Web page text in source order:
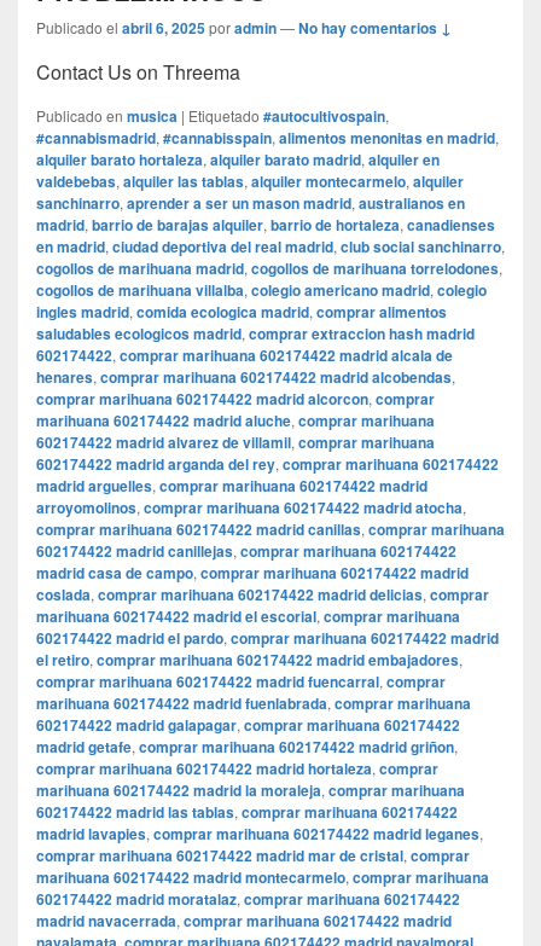
Publicado el abril 6, 2025poradmin—No hay comentarios ↓
Contact Us on Threema
Publicado en musica | Etiquetado #autocultivospain,
#cannabismadrid, #cannabisspain, alimentos menonitas en madrid,
alquiler barato hortaleza, alquiler barato madrid, alquiler en
valdebebas, alquiler las tablas, alquiler montecarmelo, alquiler
sanchinarro, aprender a ser un mason madrid, australianos en
madrid, barrio de barajas alquiler, barrio de hortaleza, canadienses
en madrid, ciudad deportiva del real madrid, club social sanchinarro,
cogollos de marihuana madrid, cogollos de marihuana torrelodones,
cogollos de marihuana villalba, colegio americano madrid, colegio
ingles madrid, comida ecologica madrid, comprar alimentos
saludables ecologicos madrid, comprar extraccion hash madrid
602174422, comprar marihuana 602174422 madrid alcala de
henares, comprar marihuana 602174422 madrid alcobendas,
comprar marihuana 602174422 madrid alcorcon, comprar
marihuana 602174422 madrid aluche, comprar marihuana
602174422 madrid alvarez de villamil, comprar marihuana
602174422 madrid arganda del rey, comprar marihuana 602174422
madrid arguelles, comprar marihuana 602174422 madrid
arroyomolinos, comprar marihuana 602174422 madrid atocha,
comprar marihuana 602174422 madrid canillas, comprar marihuana
602174422 madrid canillejas, comprar marihuana 602174422
madrid casa de campo, comprar marihuana 602174422 madrid
coslada, comprar marihuana 602174422 madrid delicias, comprar
marihuana 602174422 madrid el escorial, comprar marihuana
602174422 madrid el pardo, comprar marihuana 602174422 madrid
el retiro, comprar marihuana 602174422 madrid embajadores,
comprar marihuana 602174422 madrid fuencarral, comprar
marihuana 602174422 madrid fuenlabrada, comprar marihuana
602174422 madrid galapagar, comprar marihuana 602174422
madrid getafe, comprar marihuana 602174422 madrid griñon,
comprar marihuana 602174422 madrid hortaleza, comprar
marihuana 602174422 madrid la moraleja, comprar marihuana
602174422 madrid las tablas, comprar marihuana 602174422
madrid lavapies, comprar marihuana 602174422 madrid leganes,
comprar marihuana 602174422 madrid mar de cristal, comprar
marihuana 602174422 madrid montecarmelo, comprar marihuana
602174422 madrid moratalaz, comprar marihuana 602174422
madrid navacerrada, comprar marihuana 602174422 madrid